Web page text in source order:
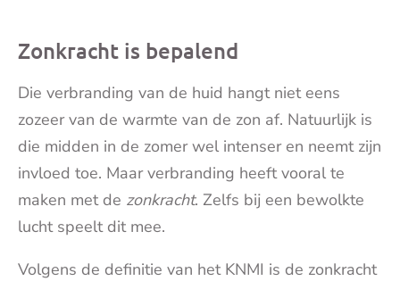
Zonkracht is bepalend
Die verbranding van de huid hangt niet eens
zozeer van de warmte van de zon af. Natuurlijk is
die midden in de zomer wel intenser en neemt zijn
invloed toe. Maar verbranding heeft vooral te
maken met de zonkracht. Zelfs bij een bewolkte
lucht speelt dit mee.
Volgens de definitie van het KNMI is de zonkracht